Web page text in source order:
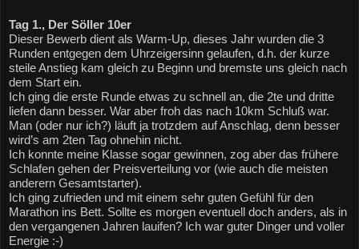
Tag 1., Der Söller 10er
Dieser Bewerb dient als Warm-Up, dieses Jahr wurden die 3
Runden entgegen dem Uhrzeigersinn gelaufen, d.h. der kurze
steile Anstieg kam gleich zu Beginn und bremste uns gleich nach
dem Start ein.
Ich ging die erste Runde etwas zu schnell an, die 2te und dritte
liefen dann besser. War aber froh das nach 10km Schluß war.
Man (oder nur ich?) läuft ja trotzdem auf Anschlag, denn besser
wird’s am 2ten Tag ohnehin nicht.
Ich konnte meine Klasse sogar gewinnen, zog aber das frühere
Schlafen gehen der Preisverteilung vor (wie auch die meisten
anderern Gesamtstarter).
Ich ging zufrieden und mit einem sehr guten Gefühl für den
Marathon ins Bett. Sollte es morgen eventuell doch anders, als in
den vergangenen Jahren lauifen? Ich war guter Dinger und voller
Energie :-)